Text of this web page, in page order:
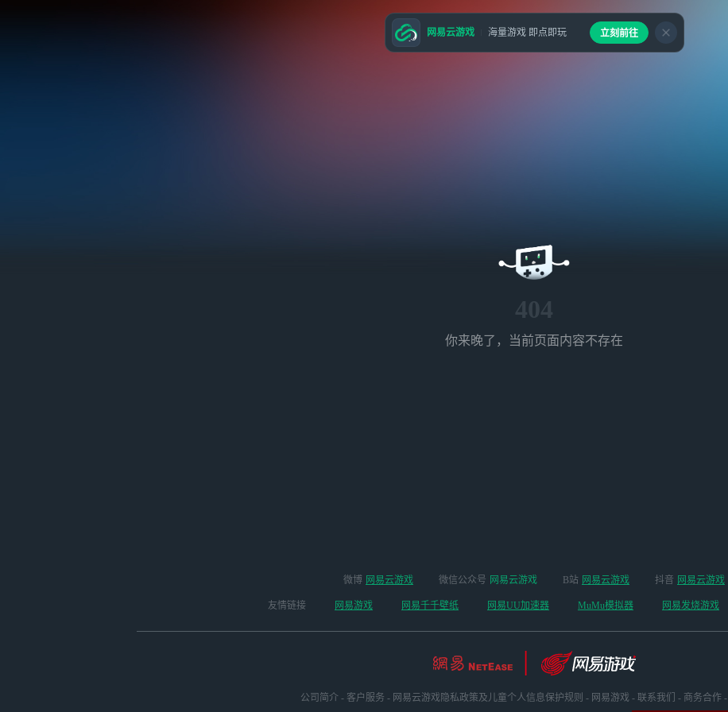
404
你来晚了，当前页面内容不存在
网易云游戏 海量游戏 即点即玩 立刻前往
微博 网易云游戏 微信公众号 网易云游戏 B站 网易云游戏 抖音 网易云游戏
友情链接 网易游戏 网易千千壁纸 网易UU加速器 MuMu模拟器 网易发烧游戏
公司简介 - 客户服务 - 网易云游戏隐私政策及儿童个人信息保护规则 - 网易游戏 - 联系我们 - 商务合作 -